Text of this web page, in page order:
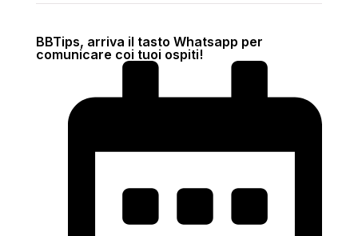
BBTips, arriva il tasto Whatsapp per
comunicare coi tuoi ospiti!